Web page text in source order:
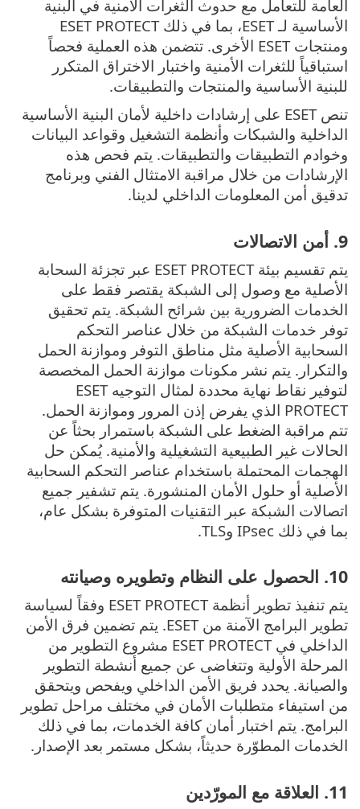
العامة للتعامل مع حدوث الثغرات الأمنية في البنية
الأساسية لـ ESET، بما في ذلك ESET PROTECT
ومنتجات ESET الأخرى. تتضمن هذه العملية فحصاً
استباقياً للثغرات الأمنية واختبار الاختراق المتكرر
للبنية الأساسية والمنتجات والتطبيقات.
تنص ESET على إرشادات داخلية لأمان البنية الأساسية
الداخلية والشبكات وأنظمة التشغيل وقواعد البيانات
وخوادم التطبيقات والتطبيقات. يتم فحص هذه
الإرشادات من خلال مراقبة الامتثال الفني وبرنامج
تدقيق أمن المعلومات الداخلي لدينا.
9. أمن الاتصالات
يتم تقسيم بيئة ESET PROTECT عبر تجزئة السحابة
الأصلية مع وصول إلى الشبكة يقتصر فقط على
الخدمات الضرورية بين شرائح الشبكة. يتم تحقيق
توفر خدمات الشبكة من خلال عناصر التحكم
السحابية الأصلية مثل مناطق التوفر وموازنة الحمل
والتكرار. يتم نشر مكونات موازنة الحمل المخصصة
لتوفير نقاط نهاية محددة لمثال التوجيه ESET
PROTECT الذي يفرض إذن المرور وموازنة الحمل.
تتم مراقبة الضغط على الشبكة باستمرار بحثاً عن
الحالات غير الطبيعية التشغيلية والأمنية. يُمكن حل
الهجمات المحتملة باستخدام عناصر التحكم السحابية
الأصلية أو حلول الأمان المنشورة. يتم تشفير جميع
اتصالات الشبكة عبر التقنيات المتوفرة بشكل عام،
بما في ذلك IPsec وTLS.
10. الحصول على النظام وتطويره وصيانته
يتم تنفيذ تطوير أنظمة ESET PROTECT وفقاً لسياسة
تطوير البرامج الآمنة من ESET. يتم تضمين فرق الأمن
الداخلي في ESET PROTECT مشروع التطوير من
المرحلة الأولية وتتغاضى عن جميع أنشطة التطوير
والصيانة. يحدد فريق الأمن الداخلي ويفحص ويتحقق
من استيفاء متطلبات الأمان في مختلف مراحل تطوير
البرامج. يتم اختبار أمان كافة الخدمات، بما في ذلك
الخدمات المطوّرة حديثاً، بشكل مستمر بعد الإصدار.
11. العلاقة مع المورّدين